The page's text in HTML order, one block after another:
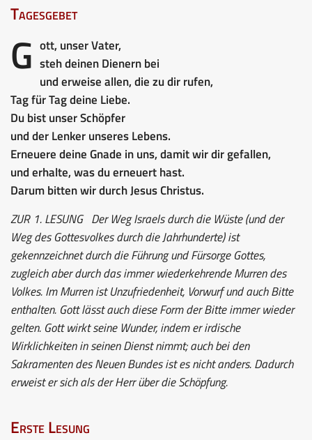
Tagesgebet
G ott, unser Vater,
steh deinen Dienern bei
und erweise allen, die zu dir rufen,
Tag für Tag deine Liebe.
Du bist unser Schöpfer
und der Lenker unseres Lebens.
Erneuere deine Gnade in uns, damit wir dir gefallen,
und erhalte, was du erneuert hast.
Darum bitten wir durch Jesus Christus.
ZUR 1. LESUNGDer Weg Israels durch die Wüste (und der
Weg des Gottesvolkes durch die Jahrhunderte) ist
gekennzeichnet durch die Führung und Fürsorge Gottes,
zugleich aber durch das immer wiederkehrende Murren des
Volkes. Im Murren ist Unzufriedenheit, Vorwurf und auch Bitte
enthalten. Gott lässt auch diese Form der Bitte immer wieder
gelten. Gott wirkt seine Wunder, indem er irdische
Wirklichkeiten in seinen Dienst nimmt; auch bei den
Sakramenten des Neuen Bundes ist es nicht anders. Dadurch
erweist er sich als der Herr über die Schöpfung.
Erste Lesung